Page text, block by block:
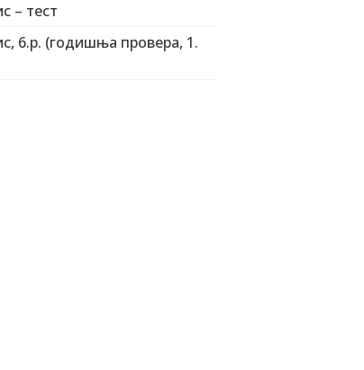
– тест
6.р. (годишња провера, 1.